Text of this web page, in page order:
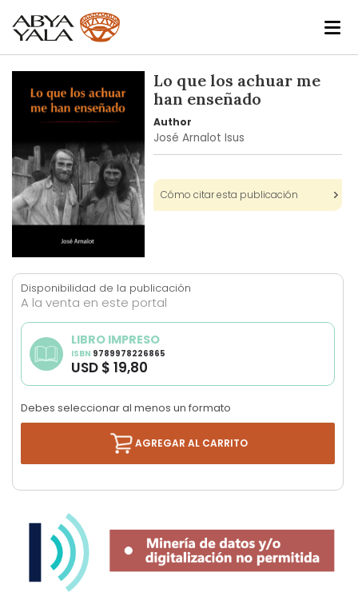
the
the
images
gallery
to
the
beginning
of
the
images
gallery
Lo que los achuar me
han enseñado
Author
José Arnalot Isus
Cómo citar esta publicación
Disponibilidad de la publicación
A la venta en este portal
LIBRO IMPRESO
ISBN 9789978226865
USD $ 19,80
Debes seleccionar al menos un formato
AGREGAR AL CARRITO